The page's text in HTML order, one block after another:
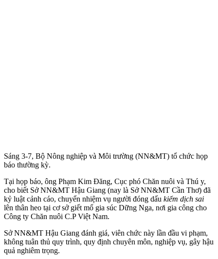
Sáng 3-7, Bộ Nông nghiệp và Môi trường (NN&MT) tổ chức họp
báo thường kỳ.
Tại họp báo, ông Phạm Kim Đăng, Cục phó Chăn nuôi và Thú y,
cho biết Sở NN&MT Hậu Giang (nay là Sở NN&MT Cần Thơ) đã
kỷ luật cảnh cáo, chuyển nhiệm vụ người đóng dấu kiểm dịch sai
lên thân heo tại cơ sở giết mổ gia súc Dững Nga, nơi gia công cho
Công ty Chăn nuôi C.P Việt Nam.
Sở NN&MT Hậu Giang đánh giá, viên chức này lần đầu vi phạm,
không tuân thủ quy trình, quy định chuyên môn, nghiệp vụ, gây hậu
quả nghiêm trọng.